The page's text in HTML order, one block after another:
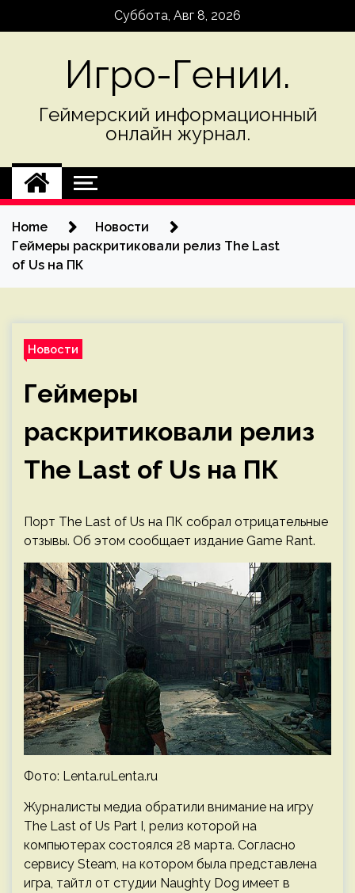
Суббота, Авг 8, 2026
Игро-Гении.
Геймерский информационный
онлайн журнал.
Home
Новости
Геймеры раскритиковали релиз The Last
of Us на ПК
Новости
Геймеры
раскритиковали релиз
The Last of Us на ПК
Порт The Last of Us на ПК собрал отрицательные
отзывы. Об этом сообщает издание Game Rant.
Фото: Lenta.ruLenta.ru
Журналисты медиа обратили внимание на игру
The Last of Us Part I, релиз которой на
компьютерах состоялся 28 марта. Согласно
сервису Steam, на котором была представлена
игра, тайтл от студии Naughty Dog имеет в